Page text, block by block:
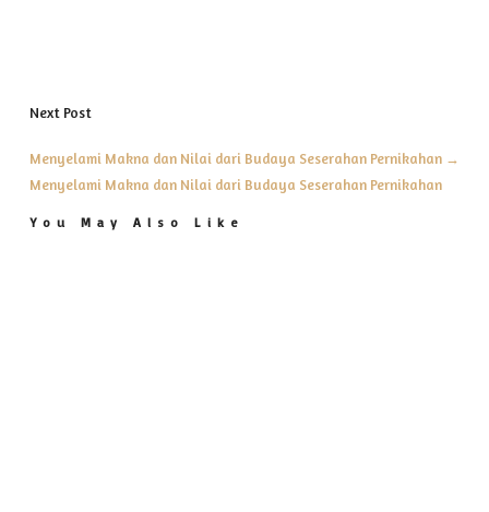
Next Post
Menyelami Makna dan Nilai dari Budaya Seserahan Pernikahan →
Menyelami Makna dan Nilai dari Budaya Seserahan Pernikahan
You May Also Like